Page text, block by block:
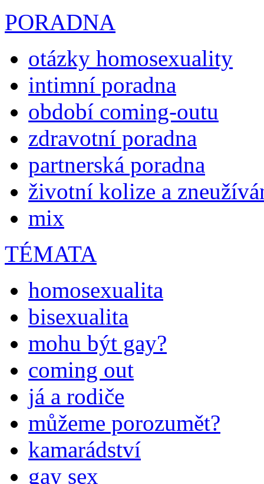
PORADNA
otázky homosexuality
intimní poradna
období coming-outu
zdravotní poradna
partnerská poradna
životní kolize a
mix
TÉMATA
homosexualita
bisexualita
mohu být gay?
coming out
já a rodiče
můžeme porozumět?
kamarádství
gay sex